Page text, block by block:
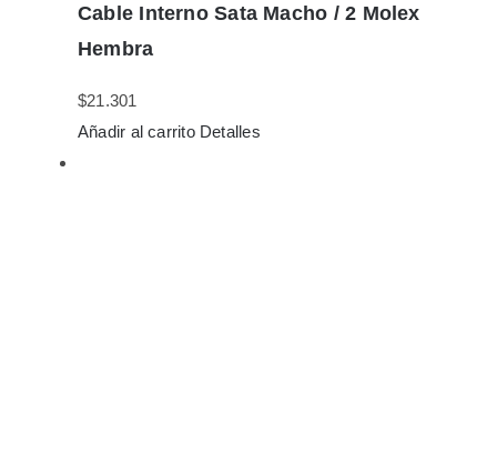
Cable Interno Sata Macho / 2 Molex
Hembra
$21.301
Añadir al carrito Detalles